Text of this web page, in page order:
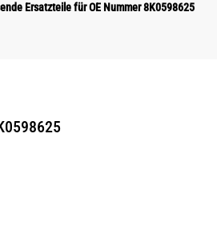
Ersatzteile für OE Nummer 8K0598625